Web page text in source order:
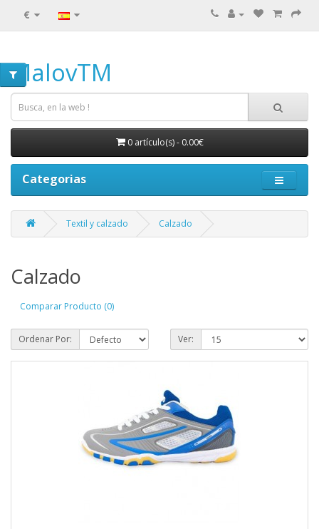
€
MalovTM
0 artículo(s) - 0.00€
Categorias
Textil y calzado Calzado
Calzado
Comparar Producto (0)
Ordenar Por: Ver: